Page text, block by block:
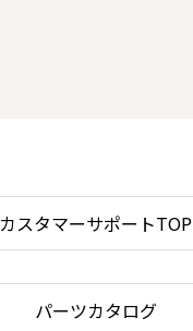
カスタマーサポートTOP
パーツカタログ